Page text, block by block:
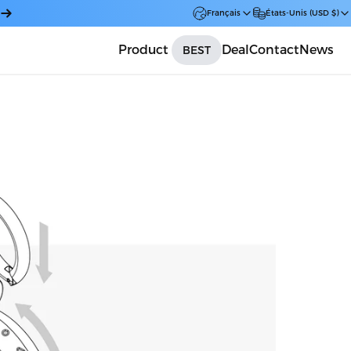
Français États-Unis (USD $)
Product BEST DealContactNews